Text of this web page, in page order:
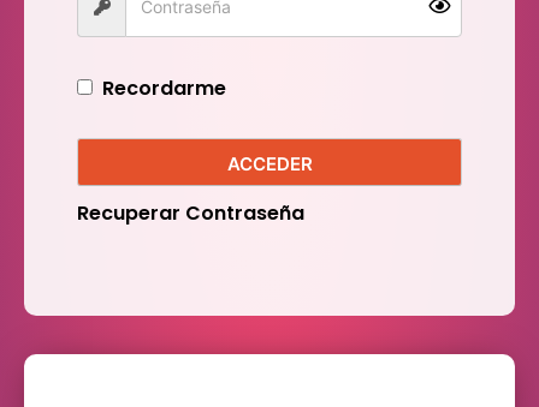
Recordarme
ACCEDER
Recuperar Contraseña